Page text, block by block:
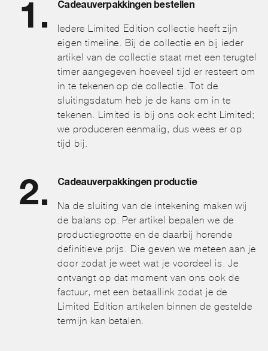
Cadeauverpakkingen bestellen
Iedere Limited Edition collectie heeft zijn
eigen timeline. Bij de collectie en bij ieder
artikel van de collectie staat met een terugtel
timer aangegeven hoeveel tijd er resteert om
in te tekenen op de collectie. Tot de
sluitingsdatum heb je de kans om in te
tekenen. Limited is bij ons ook echt Limited;
we produceren eenmalig, dus wees er op
tijd bij.
Cadeauverpakkingen productie
Na de sluiting van de intekening maken wij
de balans op. Per artikel bepalen we de
productiegrootte en de daarbij horende
definitieve prijs. Die geven we meteen aan je
door zodat je weet wat je voordeel is. Je
ontvangt op dat moment van ons ook de
factuur, met een betaallink zodat je de
Limited Edition artikelen binnen de gestelde
termijn kan betalen.